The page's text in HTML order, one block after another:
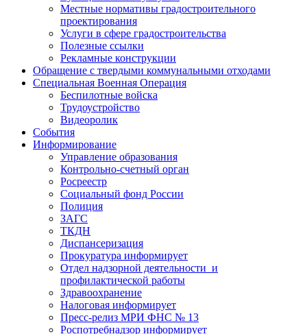
Местные нормативы градостроительного
проектирования
Услуги в сфере градостроительства
Полезные ссылки
Рекламные конструкции
Обращение с твердыми коммунальными отходами
Специальная Военная Операция
Беспилотные войска
Трудоустройство
Видеоролик
События
Информирование
Управление образования
Контрольно-счетный орган
Росреестр
Социальный фонд России
Полиция
ЗАГС
ТКДН
Диспансеризация
Прокуратура информирует
Отдел надзорной деятельности и
профилактической работы
Здравоохранение
Налоговая информирует
Пресс-релиз МРИ ФНС № 13
Роспотребнадзор информирует